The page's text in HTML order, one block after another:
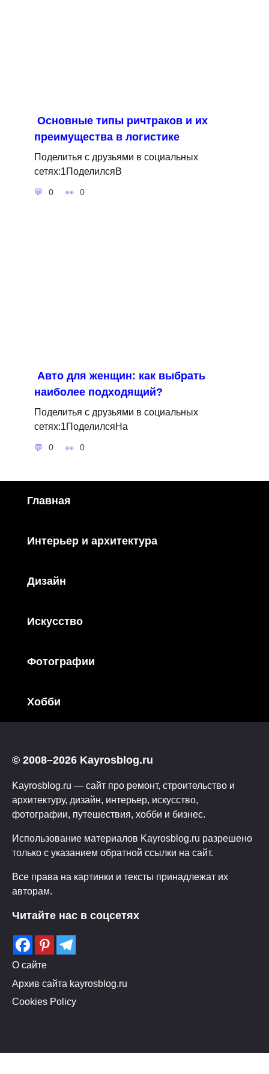
Основные типы ричтраков и их
преимущества в логистике
Поделитья с друзьями в социальных
сетях:1ПоделилсяВ
0 0
Авто для женщин: как выбрать
наиболее подходящий?
Поделитья с друзьями в социальных
сетях:1ПоделилсяНа
0 0
Главная
Интерьер и архитектура
Дизайн
Искусство
Фотографии
Хобби
© 2008–2026 Kayrosblog.ru
Kayrosblog.ru — сайт про ремонт, строительство и
архитектуру, дизайн, интерьер, искусство,
фотографии, путешествия, хобби и бизнес.
Использование материалов Kayrosblog.ru разрешено
только с указанием обратной ссылки на сайт.
Все права на картинки и тексты принадлежат их
авторам.
Читайте нас в соцсетях
О сайте
Архив сайта kayrosblog.ru
Cookies Policy